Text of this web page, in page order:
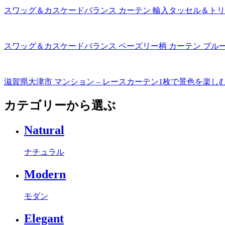
スワッグ＆カスケードバランス カーテン 輸入タッセル＆ト
スワッグ＆カスケードバランス ペーズリー柄 カーテン ブル
滋賀県大津市 マンション – レースカーテン1枚で景色を楽し
カテゴリーから選ぶ
Natural
ナチュラル
Modern
モダン
Elegant